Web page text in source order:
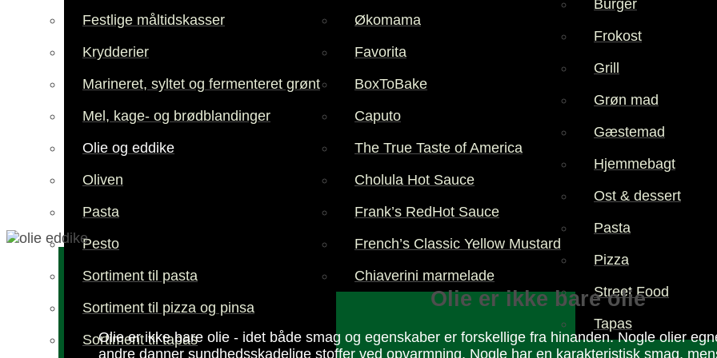
Festlige måltidskasser
Krydderier
Marineret, syltet og fermenteret grønt
Mel, kage- og brødblandinger
Olie og eddike
Oliven
Pasta
Pesto
Sortiment til pasta
Sortiment til pizza og pinsa
Sortiment til tapas
Økomama
Favorita
BoxToBake
Caputo
The True Taste of America
Cholula Hot Sauce
Frank’s RedHot Sauce
French’s Classic Yellow Mustard
Chiaverini marmelade
Burger
Frokost
Grill
Grøn mad
Gæstemad
Hjemmebagt
Ost & dessert
Pasta
Pizza
Street Food
Tapas
Olie er ikke bare olie
Olie er ikke bare olie - idet både smag og egen­skaber er forskel­lige fra hinanden. Nogle olier
andre danner sund­heds­skadelige stoffer ved opvarm­ning. Nogle har en karakter­istisk smag,